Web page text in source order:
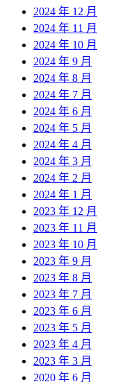
2024 年 12 月
2024 年 11 月
2024 年 10 月
2024 年 9 月
2024 年 8 月
2024 年 7 月
2024 年 6 月
2024 年 5 月
2024 年 4 月
2024 年 3 月
2024 年 2 月
2024 年 1 月
2023 年 12 月
2023 年 11 月
2023 年 10 月
2023 年 9 月
2023 年 8 月
2023 年 7 月
2023 年 6 月
2023 年 5 月
2023 年 4 月
2023 年 3 月
2020 年 6 月